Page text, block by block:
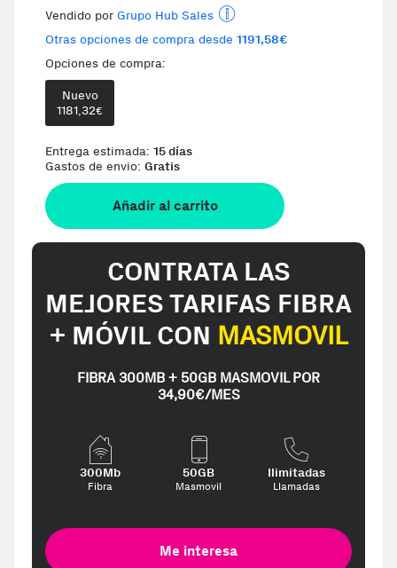
Vendido por Grupo Hub Sales
Otras opciones de compra desde 1191,58€
Opciones de compra:
Nuevo
1181,32€
Entrega estimada: 15 días
Gastos de envio: Gratis
Añadir al carrito
CONTRATA LAS
MEJORES TARIFAS FIBRA
+ MÓVIL CON MASMOVIL
FIBRA 300MB + 50GB MASMOVIL POR
34,90€/MES
300Mb
Fibra
50GB
Masmovil
Ilimitadas
Llamadas
Me interesa